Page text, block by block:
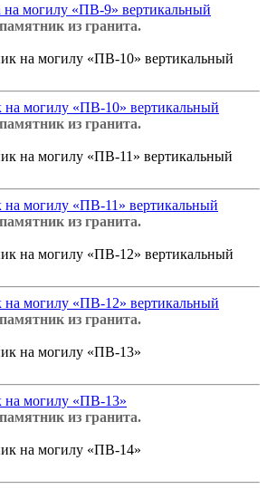
на могилу «ПВ-9» вертикальный
из гранита.
могилу «ПВ-10» вертикальный
из гранита.
могилу «ПВ-11» вертикальный
из гранита.
могилу «ПВ-12» вертикальный
из гранита.
на могилу «ПВ-13»
из гранита.